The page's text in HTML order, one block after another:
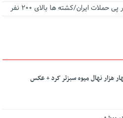
ایران/کشته ها بالای ۲۰۰ نفر
هزار نهال میوه سبزتر کرد + عکس